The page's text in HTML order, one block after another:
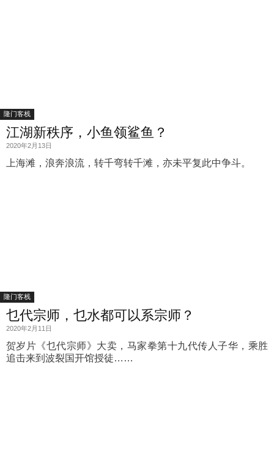
隆门客栈
江湖新秩序，小鱼领鲨鱼？
2020年2月13日
上海滩，浪奔浪流，转千弯转千滩，亦未平复此中争斗。
隆门客栈
乜代宗师，乜水都可以系宗师？
2020年2月11日
贺岁片《乜代宗师》大卖，马家拳第十九代传人子华，乘胜
追击来到波裂国开馆授徒……